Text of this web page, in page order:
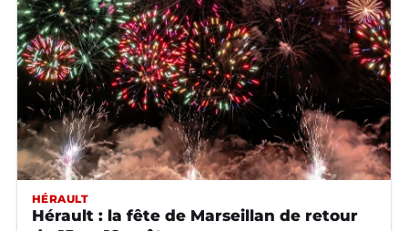
HÉRAULT
Hérault : la fête de Marseillan de retour